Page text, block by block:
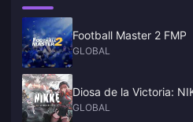
Football Master 2 FMP
GLOBAL
Diosa de la Victoria:
GLOBAL